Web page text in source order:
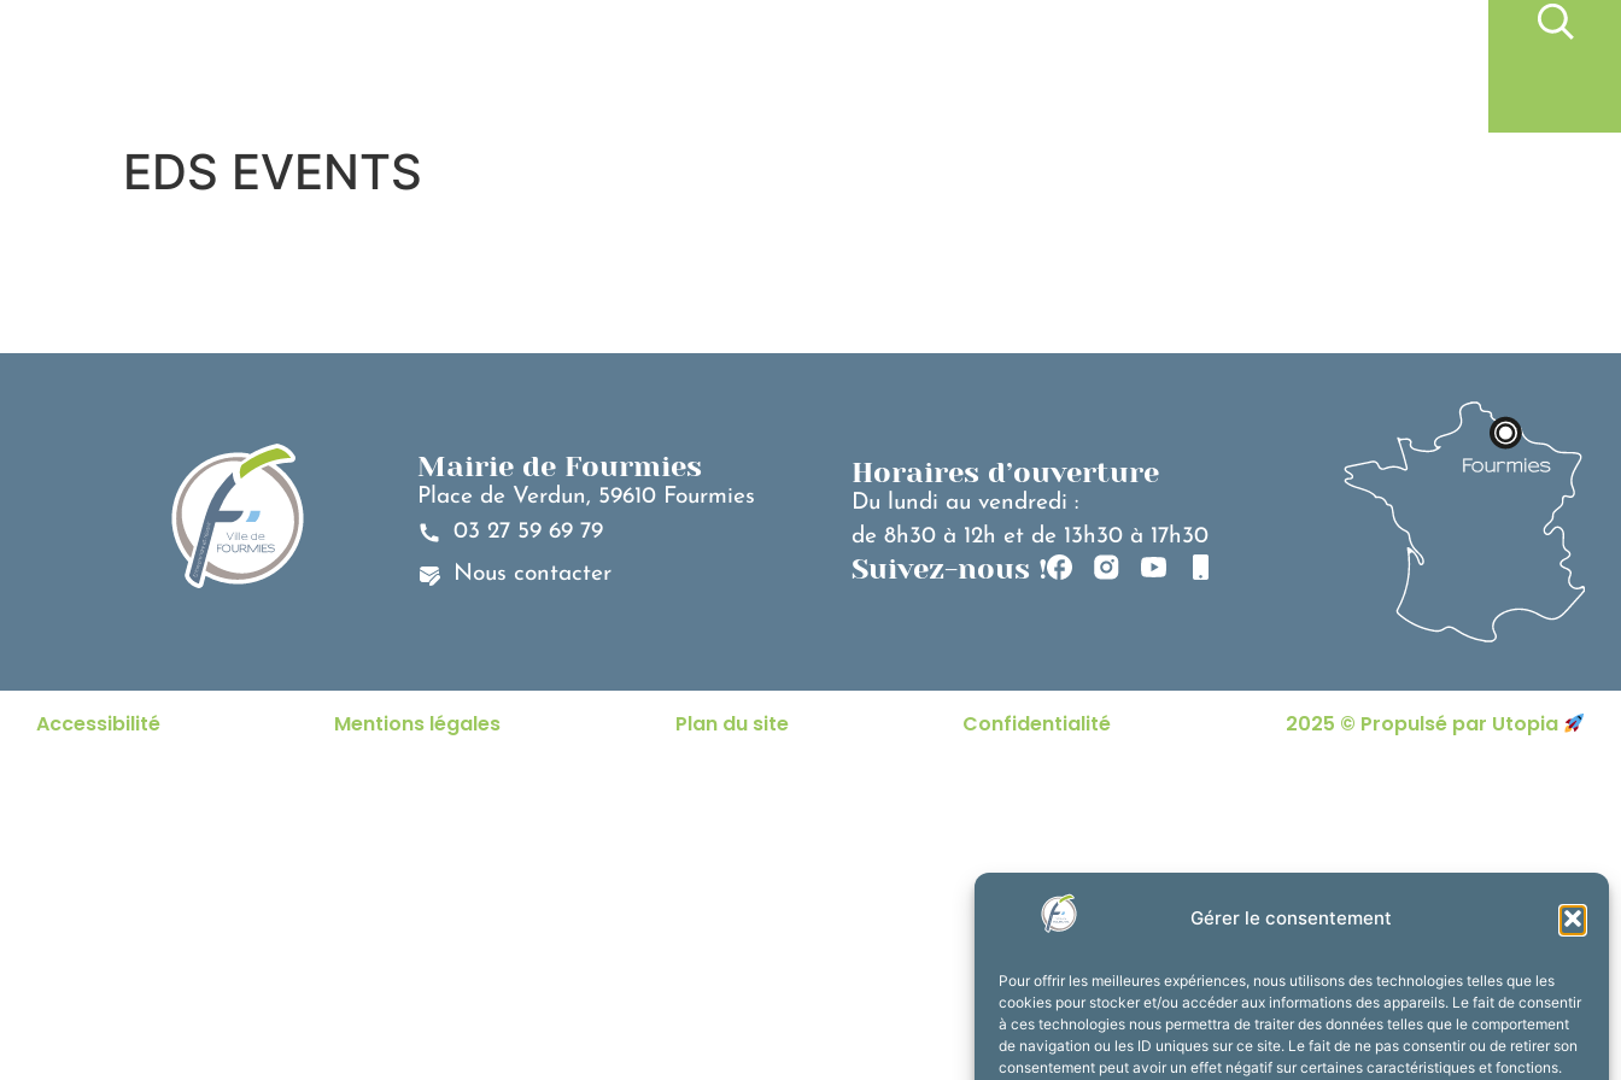
Gérer le consentement
Pour offrir les meilleures expériences, nous utilisons des technologies telles que les
cookies pour stocker et/ou accéder aux informations des appareils. Le fait de consentir
à ces technologies nous permettra de traiter des données telles que le comportement
de navigation ou les ID uniques sur ce site. Le fait de ne pas consentir ou de retirer son
consentement peut avoir un effet négatif sur certaines caractéristiques et fonctions.
EDS EVENTS
Mairie de Fourmies
Place de Verdun, 59610 Fourmies
03 27 59 69 79
Nous contacter
Horaires d’ouverture
Du lundi au vendredi :
de 8h30 à 12h et de 13h30 à 17h30
Suivez-nous !
Accessibilité Mentions légales Plan du site Confidentialité 2025 © Propulsé par Utopia